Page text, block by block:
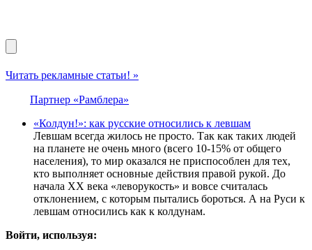
Читать рекламные статьи! »
Партнер «Рамблера»
«Колдун!»: как русские относились к левшам
Левшам всегда жилось не просто. Так как таких людей
на планете не очень много (всего 10-15% от общего
населения), то мир оказался не приспособлен для тех,
кто выполняет основные действия правой рукой. До
начала XX века «леворукость» и вовсе считалась
отклонением, с которым пытались бороться. А на Руси к
левшам относились как к колдунам.
Войти, используя: